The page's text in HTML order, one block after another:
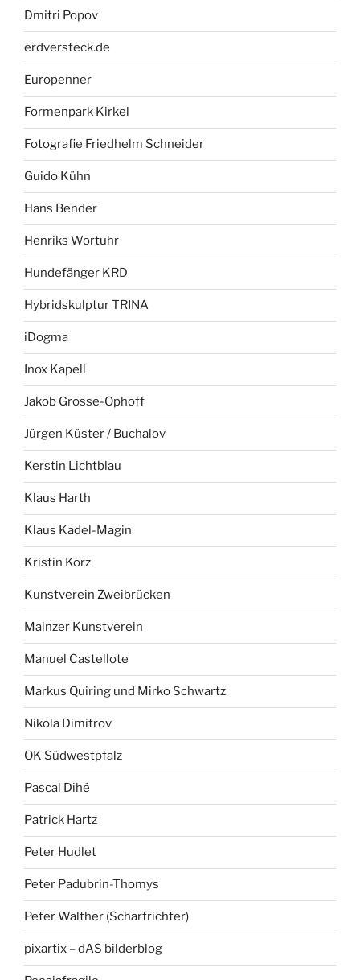
Dmitri Popov
erdversteck.de
Europenner
Formenpark Kirkel
Fotografie Friedhelm Schneider
Guido Kühn
Hans Bender
Henriks Wortuhr
Hundefänger KRD
Hybridskulptur TRINA
iDogma
Inox Kapell
Jakob Grosse-Ophoff
Jürgen Küster / Buchalov
Kerstin Lichtblau
Klaus Harth
Klaus Kadel-Magin
Kristin Korz
Kunstverein Zweibrücken
Mainzer Kunstverein
Manuel Castellote
Markus Quiring und Mirko Schwartz
Nikola Dimitrov
OK Südwestpfalz
Pascal Dihé
Patrick Hartz
Peter Hudlet
Peter Padubrin-Thomys
Peter Walther (Scharfrichter)
pixartix – dAS bilderblog